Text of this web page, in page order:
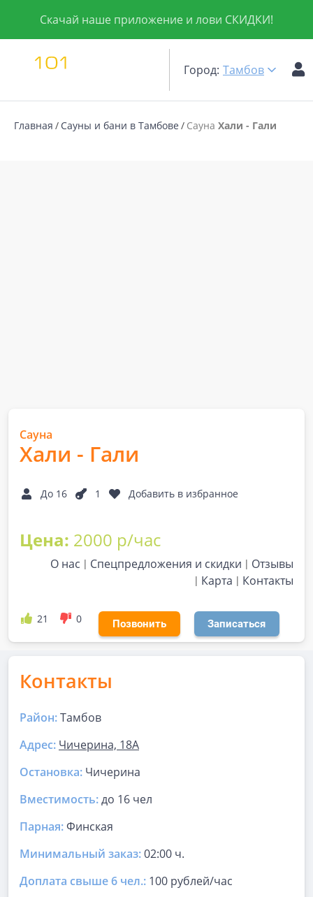
Скачай наше приложение и лови СКИДКИ!
Город: Тамбов
Главная Сауны и бани в Тамбове Сауна Хали - Гали
Сауна
Хали - Гали
До 16 1 Добавить в избранное
Цена: 2000 р/час
О нас Спецпредложения и скидки
Отзывы
Карта
Контакты
21 0 Позвонить Записаться
Контакты
Район:Тамбов
Адрес: Чичерина, 18А
Остановка: Чичерина
Вместимость:до 16 чел
Парная:Финская
Минимальный заказ:02:00 ч.
Доплата свыше 6 чел.: 100 рублей/час